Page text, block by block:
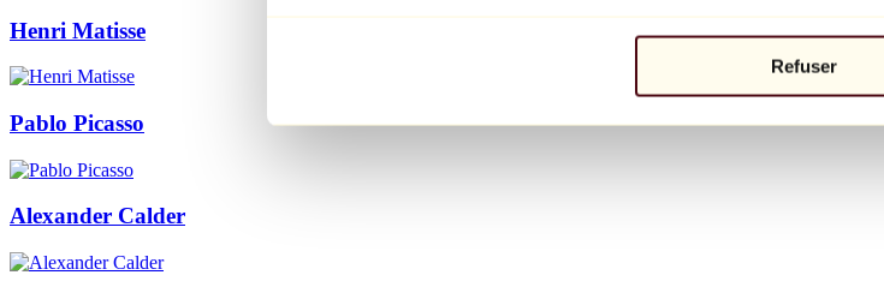
Refuser
Henri Matisse
Pablo Picasso
Alexander Calder